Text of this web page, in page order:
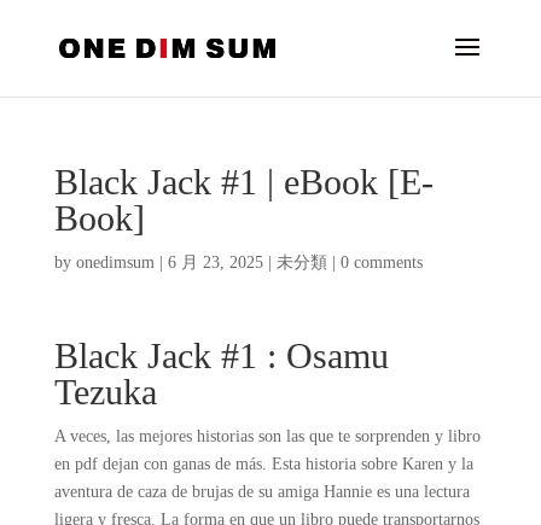
Black Jack #1 | eBook [E-
Book]
by onedimsum| 6 月 23, 2025| 未分類 0 comments
Black Jack #1 : Osamu
Tezuka
A veces, las mejores historias son las que te sorprenden y libro
en pdf dejan con ganas de más. Esta historia sobre Karen y la
aventura de caza de brujas de su amiga Hannie es una lectura
ligera y fresca. La forma en que un libro puede transportarnos